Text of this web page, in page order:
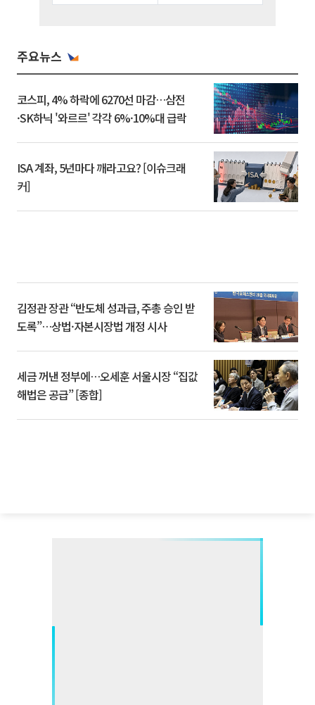
주요뉴스
코스피, 4% 하락에 6270선 마감…삼전
·SK하닉 '와르르' 각각 6%·10%대 급락
ISA 계좌, 5년마다 깨라고요? [이슈크래
커]
김정관 장관 “반도체 성과급, 주총 승인 받
도록”…상법·자본시장법 개정 시사
세금 꺼낸 정부에…오세훈 서울시장 “집값
해법은 공급” [종합]